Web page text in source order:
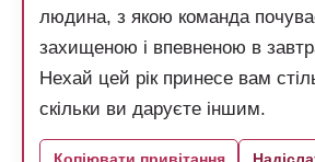
людина, з якою команда
захищеною і впевненою в
Нехай цей рік принесе вам
скільки ви даруєте іншим.